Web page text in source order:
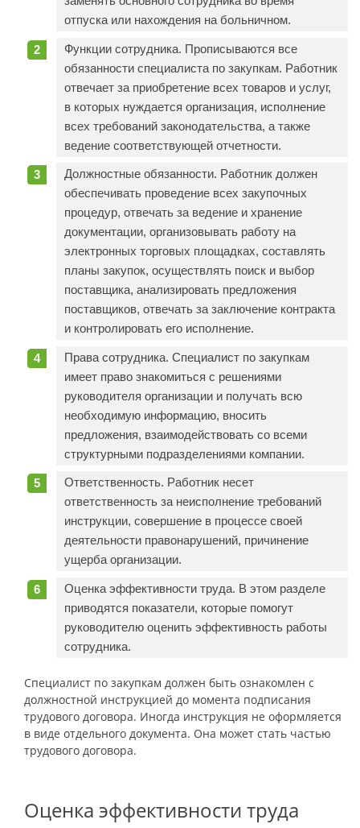
отпуска или нахождения на больничном.
Функции сотрудника. Прописываются все
обязанности специалиста по закупкам. Работник
отвечает за приобретение всех товаров и услуг,
в которых нуждается организация, исполнение
всех требований законодательства, а также
ведение соответствующей отчетности.
Должностные обязанности. Работник должен
обеспечивать проведение всех закупочных
процедур, отвечать за ведение и хранение
документации, организовывать работу на
электронных торговых площадках, составлять
планы закупок, осуществлять поиск и выбор
поставщика, анализировать предложения
поставщиков, отвечать за заключение контракта
и контролировать его исполнение.
Права сотрудника. Специалист по закупкам
имеет право знакомиться с решениями
руководителя организации и получать всю
необходимую информацию, вносить
предложения, взаимодействовать со всеми
структурными подразделениями компании.
Ответственность. Работник несет
ответственность за неисполнение требований
инструкции, совершение в процессе своей
деятельности правонарушений, причинение
ущерба организации.
Оценка эффективности труда. В этом разделе
приводятся показатели, которые помогут
руководителю оценить эффективность работы
сотрудника.
Специалист по закупкам должен быть ознакомлен с
должностной инструкцией до момента подписания
трудового договора. Иногда инструкция не оформляется
в виде отдельного документа. Она может стать частью
трудового договора.
Оценка эффективности труда